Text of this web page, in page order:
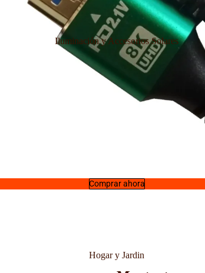
Iluminación y Accesorios Solares
Hogar y Jardin
Comprar ahora